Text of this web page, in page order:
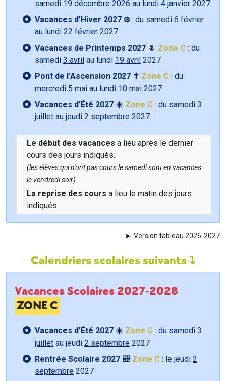
samedi 19 décembre 2026 au lundi 4 janvier 2027
Vacances d’Hiver 2027 ❄️: du samedi 6 février
au lundi 22 février 2027
Vacances de Printemps 2027 🌷 Zone C : du
samedi 3 avril au lundi 19 avril 2027
Pont de l’Ascension 2027 ✝️ Zone C : du
mercredi 5 mai au lundi 10 mai 2027
Vacances d’Été 2027 ☀️ Zone C : du samedi 3
juillet au jeudi 2 septembre 2027
Le début des vacances a lieu après le dernier
cours des jours indiqués.
(les élèves qui n'ont pas cours le samedi sont en vacances
le vendredi soir)
La reprise des cours a lieu le matin des jours
indiqués.
Version tableau 2026-2027
Calendriers scolaires suivants
Vacances Scolaires 2027-2028
ZONE C
Vacances d’Été 2027 ☀️ Zone C : du samedi 3
juillet au jeudi 2 septembre 2027
Rentrée Scolaire 2027 🎒 Zone C : le jeudi 2
septembre 2027